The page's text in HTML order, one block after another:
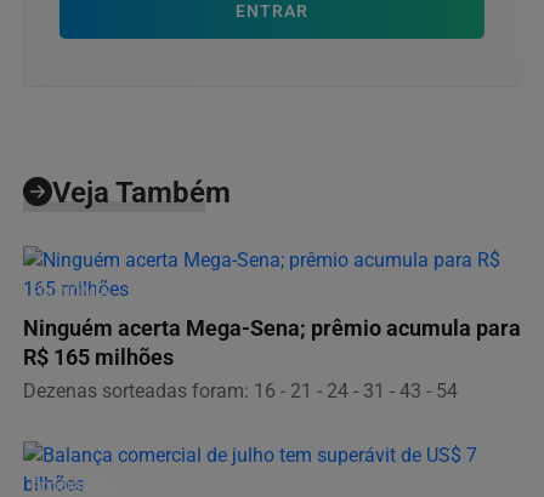
ENTRAR
Veja Também
ECONOMIA
Ninguém acerta Mega-Sena; prêmio acumula para
R$ 165 milhões
Dezenas sorteadas foram: 16 - 21 - 24 - 31 - 43 - 54
ECONOMIA